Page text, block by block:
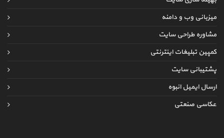
میزبانی وب و دامنه
مشاوره طراحی سایت
کمپین تبلیغات اینترنتی
پشتیبانی سایت
ارسال ایمیل انبوه
عکاسی صنعتی